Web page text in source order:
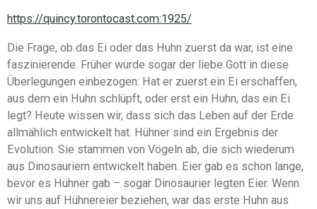
https://quincy.torontocast.com:1925/
Die Frage, ob das Ei oder das Huhn zuerst da war, ist eine
faszinierende. Früher wurde sogar der liebe Gott in diese
Überlegungen einbezogen: Hat er zuerst ein Ei erschaffen,
aus dem ein Huhn schlüpft, oder erst ein Huhn, das ein Ei
legt? Heute wissen wir, dass sich das Leben auf der Erde
allmählich entwickelt hat. Hühner sind ein Ergebnis der
Evolution. Sie stammen von Vögeln ab, die sich wiederum
aus Dinosauriern entwickelt haben. Eier gab es schon lange,
bevor es Hühner gab – sogar Dinosaurier legten Eier. Wenn
wir uns auf Hühnereier beziehen, war das erste Huhn aus